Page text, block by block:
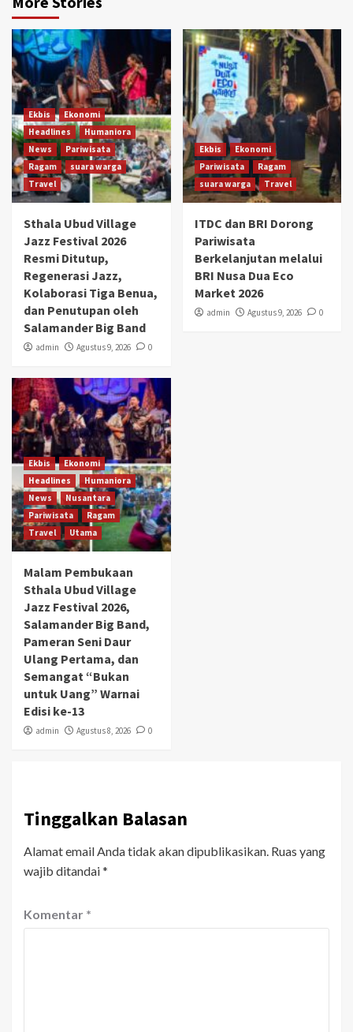
Ekbis
Ekonomi
Headlines
Humaniora
News
Pariwisata
Ragam
suara warga
Travel
Sthala Ubud Village
Jazz Festival 2026
Resmi Ditutup,
Regenerasi Jazz,
Kolaborasi Tiga Benua,
dan Penutupan oleh
Salamander Big Band
admin Agustus 9, 2026 0
Ekbis
Ekonomi
Pariwisata
Ragam
suara warga
Travel
ITDC dan BRI Dorong
Pariwisata
Berkelanjutan melalui
BRI Nusa Dua Eco
Market 2026
admin Agustus 9, 2026 0
Ekbis
Ekonomi
Headlines
Humaniora
News
Nusantara
Pariwisata
Ragam
Travel
Utama
Malam Pembukaan
Sthala Ubud Village
Jazz Festival 2026,
Salamander Big Band,
Pameran Seni Daur
Ulang Pertama, dan
Semangat “Bukan
untuk Uang” Warnai
Edisi ke-13
admin Agustus 8, 2026 0
Tinggalkan Balasan
Alamat email Anda tidak akan dipublikasikan. Ruas yang
wajib ditandai*
Komentar *